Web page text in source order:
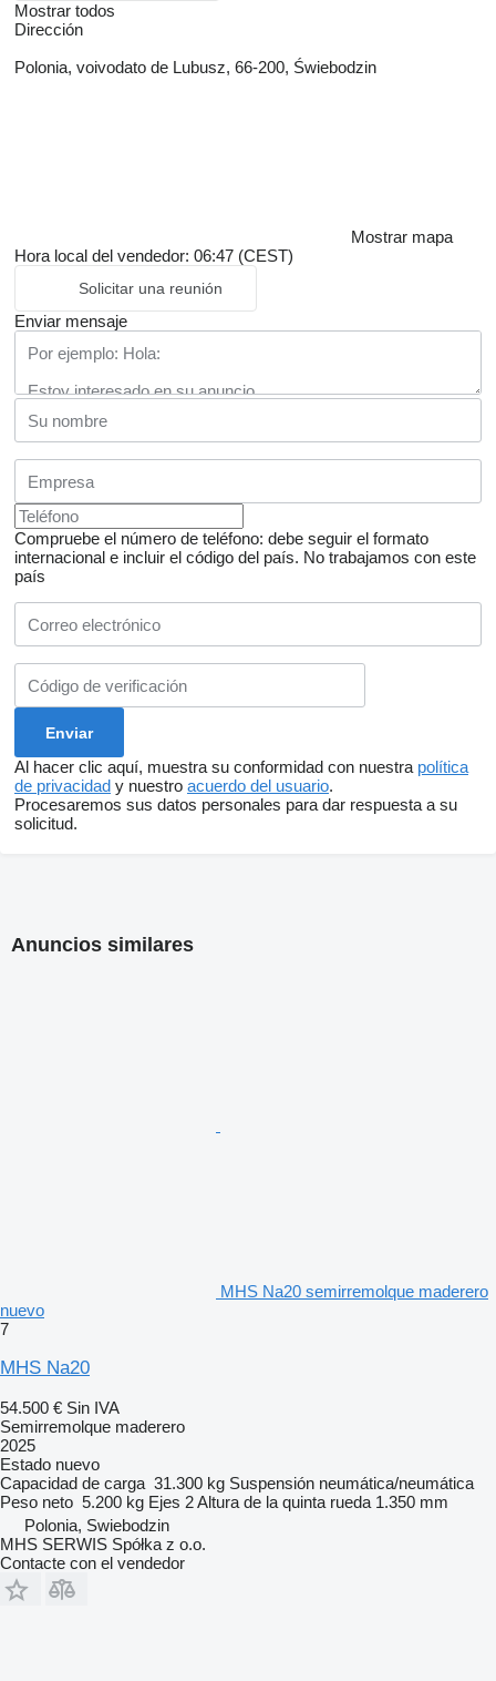
Mostrar todos
Dirección
Polonia, voivodato de Lubusz, 66-200, Świebodzin
Mostrar mapa
Hora local del vendedor: 06:47 (CEST)
Solicitar una reunión
Enviar mensaje
Compruebe el número de teléfono: debe seguir el formato
internacional e incluir el código del país. No trabajamos con este
país
Al hacer clic aquí, muestra su conformidad con nuestra política
de privacidad y nuestro acuerdo del usuario.
Procesaremos sus datos personales para dar respuesta a su
solicitud.
Anuncios similares
MHS Na20 semirremolque maderero
nuevo
7
MHS Na20
54.500 € Sin IVA
Semirremolque maderero
2025
Estado nuevo
Capacidad de carga 31.300 kg Suspensión neumática/neumática
Peso neto 5.200 kg Ejes 2Altura de la quinta rueda 1.350 mm
Polonia, Swiebodzin
MHS SERWIS Spółka z o.o.
Contacte con el vendedor